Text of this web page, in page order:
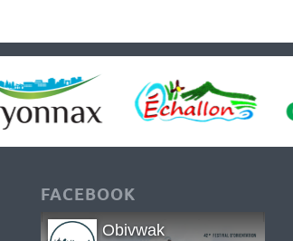
FACEBOOK
Obivwak